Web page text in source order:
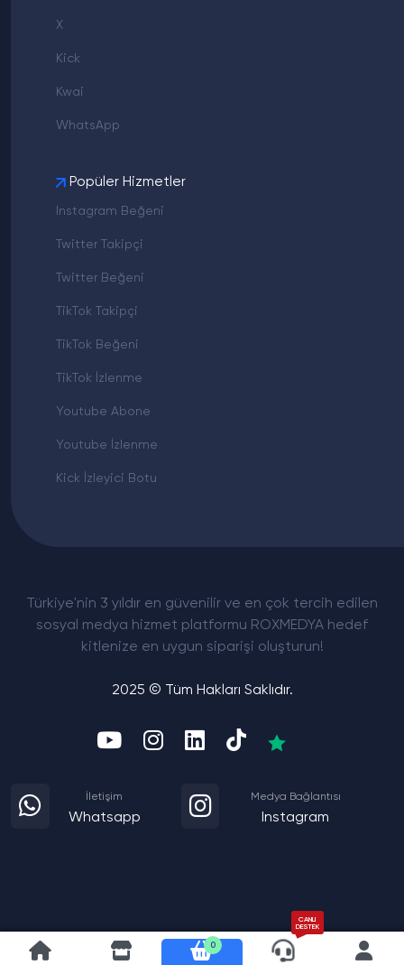
0
CANLI
DESTEK
Türkiye'nin 3 yıldır en güvenilir ve en çok tercih edilen
sosyal medya hizmet platformu ROXMEDYA hedef
kitlenize en uygun siparişi oluşturun!
2025 © Tüm Hakları Saklıdır.
İletişim
Whatsapp
Medya Bağlantısı
Instagram
X
Kick
Kwai
WhatsApp
Popüler Hizmetler
Instagram Beğeni
Twitter Takipçi
Twitter Beğeni
TikTok Takipçi
TikTok Beğeni
TikTok İzlenme
Youtube Abone
Youtube İzlenme
Kick İzleyici Botu